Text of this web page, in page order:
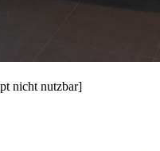
nicht nutzbar]